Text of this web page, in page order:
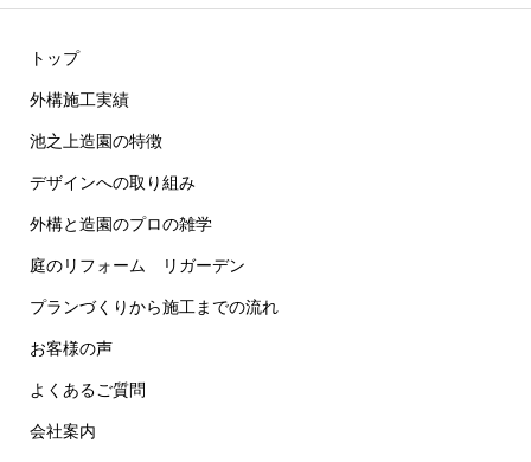
トップ
外構施工実績
池之上造園の特徴
デザインへの取り組み
外構と造園のプロの雑学
庭のリフォーム リガーデン
プランづくりから施工までの流れ
お客様の声
よくあるご質問
会社案内